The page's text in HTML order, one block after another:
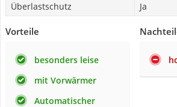
Überlastschutz
Ja
Vorteile
besonders leise
mit Vorwärmer
Automatischer